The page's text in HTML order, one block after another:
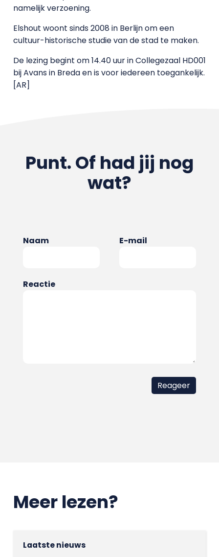
namelijk verzoening.
Elshout woont sinds 2008 in Berlijn om een
cultuur-historische studie van de stad te maken.
De lezing begint om 14.40 uur in Collegezaal HD001
bij Avans in Breda en is voor iedereen toegankelijk.
[AR]
Punt. Of had jij nog
wat?
Naam E-mail
Reactie
Meer lezen?
Laatste nieuws